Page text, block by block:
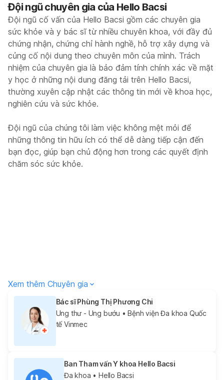
Đội ngũ chuyên gia của Hello Bacsi
Đội ngũ cố vấn của Hello Bacsi gồm các chuyên gia
sức khỏe và y bác sĩ từ nhiều chuyên khoa, với đầy đủ
chứng nhận, chứng chỉ hành nghề, hỗ trợ xây dựng và
củng cố nội dung theo chuyên môn của mình. Trách
nhiệm của chuyên gia là bảo đảm tính chính xác về mặt
y học ở những nội dung đăng tải trên Hello Bacsi,
thường xuyên cập nhật các thông tin mới về khoa học,
nghiên cứu và sức khỏe.
Đội ngũ của chúng tôi làm việc không mệt mỏi để
những thông tin hữu ích có thể dễ dàng tiếp cận đến
bạn đọc, giúp bạn chủ động hơn trong các quyết định
chăm sóc sức khỏe.
Xem thêm Chuyên gia
Bác sĩ Phùng Thị Phương Chi
Ung thư - Ung bướu • Bệnh viện Đa khoa Quốc
tế Vinmec
Ban Tham vấn Y khoa Hello Bacsi
Đa khoa • Hello Bacsi